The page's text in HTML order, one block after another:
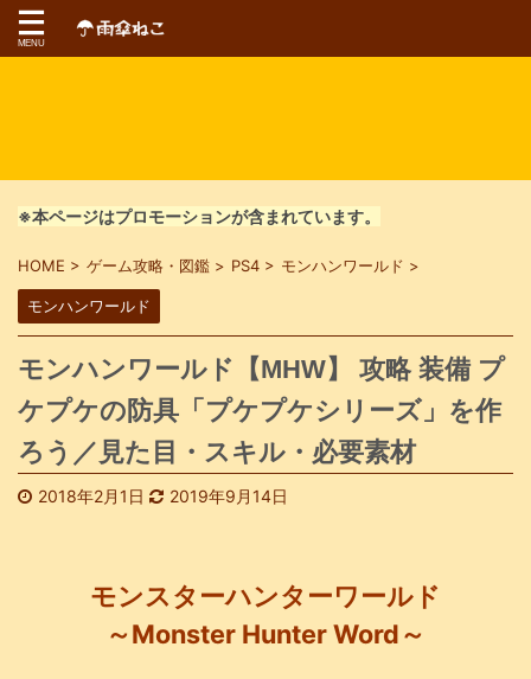
※本ページはプロモーションが含まれています。
HOME > ゲーム攻略・図鑑 > PS4 > モンハンワールド >
モンハンワールド
モンハンワールド【MHW】 攻略 装備 プ
ケプケの防具「プケプケシリーズ」を作
ろう／見た目・スキル・必要素材
2018年2月1日 2019年9月14日
モンスターハンターワールド
～Monster Hunter Word～